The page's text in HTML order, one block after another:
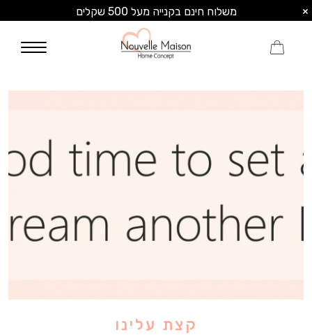
× משלוח חינם בקנייה מעל 500 שקלים
קצת עלינו